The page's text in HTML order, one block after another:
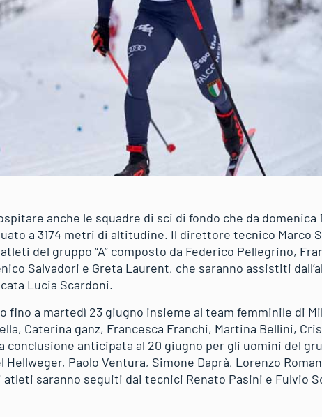
anche le squadre di sci di fondo che da domenica
a 3174 metri di altitudine. Il direttore tecnico Marco
del gruppo “A” composto da Federico Pellegrino,
Salvadori e Greta Laurent, che saranno assistiti
Lucia Scardoni.
fino a martedì 23 giugno insieme al team femminile di
Caterina ganz, Francesca Franchi, Martina Bellini,
conclusione anticipata al 20 giugno per gli uomini del
Paolo Ventura, Simone Daprà, Lorenzo
atleti saranno seguiti dai tecnici Renato Pasini e Fulvio